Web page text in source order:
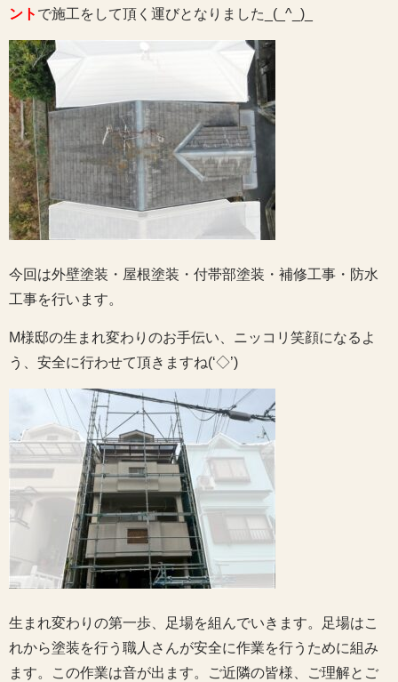
ント で施工をして頂く運びとなりました_(_^_)_
今回は外壁塗装・屋根塗装・付帯部塗装・補修工事・防水
工事を行います。
M様邸の生まれ変わりのお手伝い、ニッコリ笑顔になるよ
う、安全に行わせて頂きますね(‘◇’)ゞ
生まれ変わりの第一歩、足場を組んでいきます。足場はこ
れから塗装を行う職人さんが安全に作業を行うために組み
ます。この作業は音が出ます。ご近隣の皆様、ご理解とご